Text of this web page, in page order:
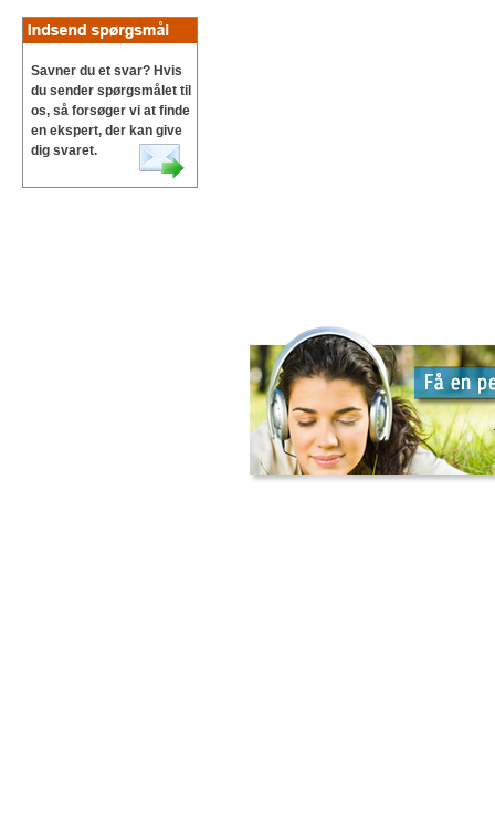
Savner du et svar? Hvis
du sender spørgsmålet til
os, så forsøger vi at finde
en ekspert, der kan give
dig svaret.